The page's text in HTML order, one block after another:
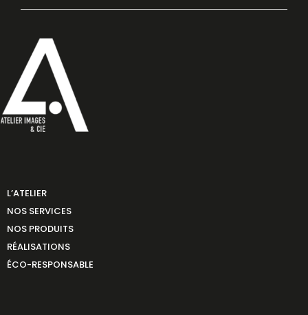
L’ATELIER
NOS SERVICES
NOS PRODUITS
RÉALISATIONS
ÉCO-RESPONSABLE